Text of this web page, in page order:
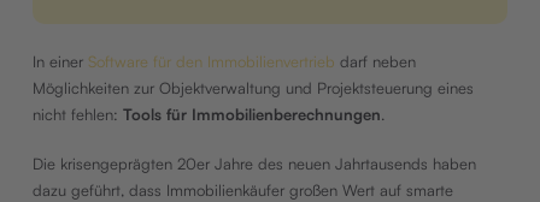
In einer Software für den Immobilienvertrieb darf neben
Möglichkeiten zur Objektverwaltung und Projektsteuerung eines
nicht fehlen: Tools für Immobilienberechnungen.
Die krisengeprägten 20er Jahre des neuen Jahrtausends haben
dazu geführt, dass Immobilienkäufer großen Wert auf smarte